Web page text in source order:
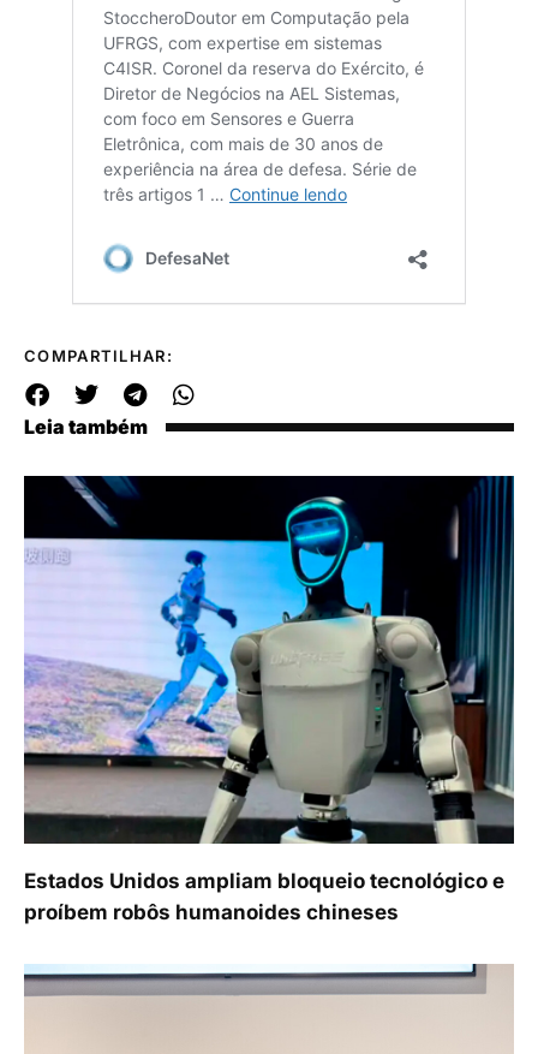
COMPARTILHAR:
Leia também
Estados Unidos ampliam bloqueio tecnológico e
proíbem robôs humanoides chineses